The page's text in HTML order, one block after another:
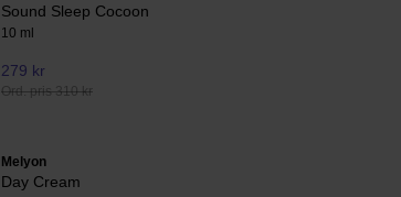
Sound Sleep Cocoon
10 ml
279 kr
Ord. pris 310 kr
Melyon
Day Cream